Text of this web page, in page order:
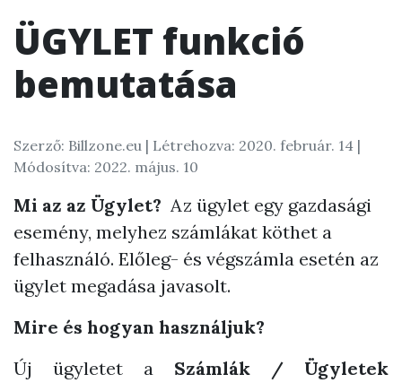
ÜGYLET funkció
bemutatása
Szerző: Billzone.eu | Létrehozva: 2020. február. 14 |
Módosítva: 2022. május. 10
Mi az az Ügylet? Az ügylet egy gazdasági
esemény, melyhez számlákat köthet a
felhasználó. Előleg- és végszámla esetén az
ügylet megadása javasolt.
Mire és hogyan használjuk?
Új ügyletet a Számlák / Ügyletek